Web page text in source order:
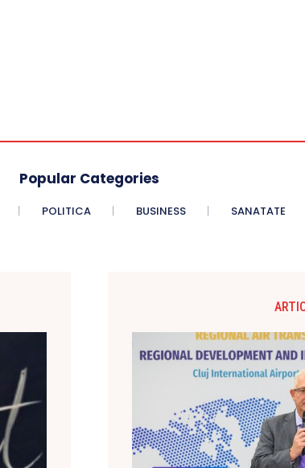
Popular Categories
POLITICA BUSINESS SANATATE